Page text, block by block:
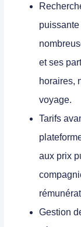
et ses
horaires,
voyage.
Tarifs
aux prix
Gestion